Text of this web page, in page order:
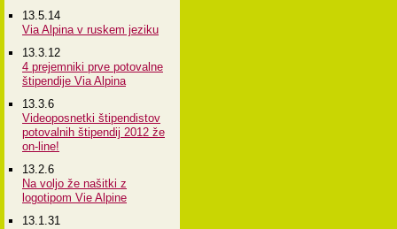
13.5.14
Via Alpina v ruskem jeziku
13.3.12
4 prejemniki prve potovalne
štipendije Via Alpina
13.3.6
Videoposnetki štipendistov
potovalnih štipendij 2012 že
on-line!
13.2.6
Na voljo že našitki z
logotipom Vie Alpine
13.1.31